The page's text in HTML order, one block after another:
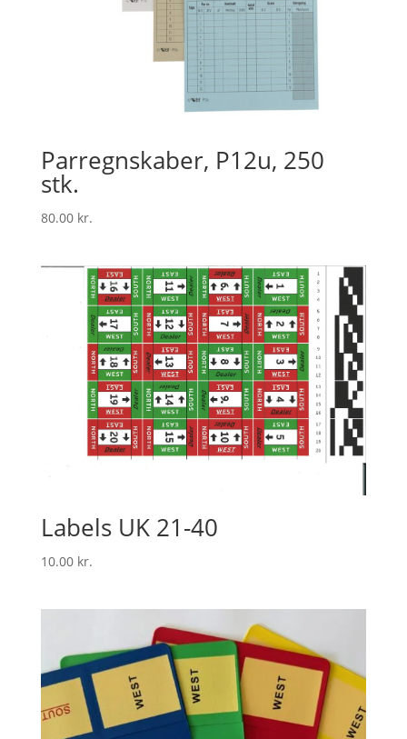
Parregnskaber, P12u, 250
stk.
80.00 kr.
Labels UK 21-40
10.00 kr.